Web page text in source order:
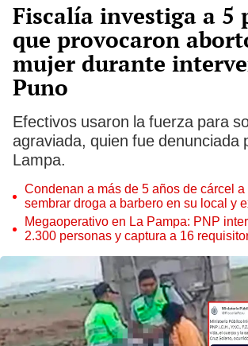
Fiscalía investiga a 5
que provocaron
mujer durante
Puno
Efectivos usaron la fuerza para
agraviada, quien fue denunciada
Lampa.
Condenan a más de 5 años de cárcel
sembrar droga a barbero en su local y
Megaoperativo en La Pampa: PNP
2.300 personas y captura a 16